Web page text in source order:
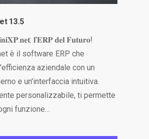
13.5
𝐥'𝐄𝐑𝐏 𝐝𝐞𝐥 𝐅𝐮𝐭𝐮𝐫𝐨!
è il software ERP che
aziendale con un
e un'interfaccia intuitiva.
personalizzabile, ti permette
funzione…